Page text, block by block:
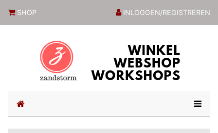
SHOP INLOGGEN/REGISTREREN
(current)